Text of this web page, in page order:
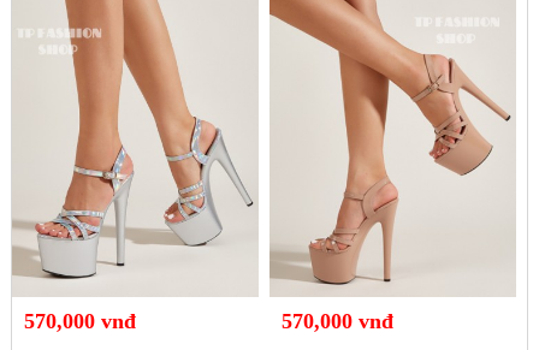
570,000 vnđ 570,000 vnđ